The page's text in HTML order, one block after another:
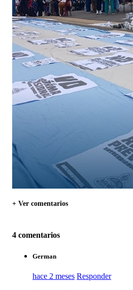
+ Ver comentarios
4 comentarios
German
hace 2 meses Responder